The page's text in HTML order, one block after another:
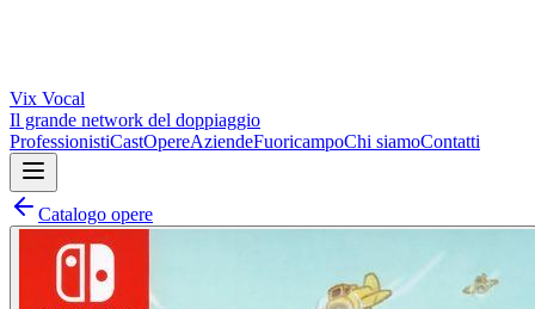
Vix Vocal
Il grande network del doppiaggio
ProfessionistiCastOpereAziendeFuoricampoChi siamoContatti
Catalogo opere